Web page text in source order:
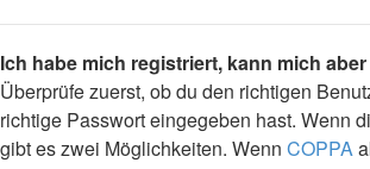
Ich habe mich registriert, kann mich
Überprüfe zuerst, ob du den richtigen
richtige Passwort eingegeben hast. Wenn
gibt es zwei Möglichkeiten. Wenn COPPA